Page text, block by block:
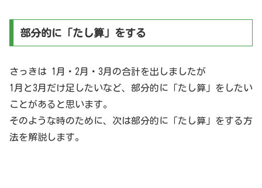
部分的に「たし算」をする
さっきは 1月・2月・3月の合計を出しましたが
1月と3月だけ足したいなど、部分的に「たし算」をしたい
ことがあると思います。
そのような時のために、次は部分的に「たし算」をする方
法を解説します。